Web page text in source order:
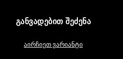
ᲒᲐᲜᲕᲐᲓᲔᲑᲘᲗ ᲨᲔᲫᲔᲜᲐ
აირჩიეთ ვარიანტი